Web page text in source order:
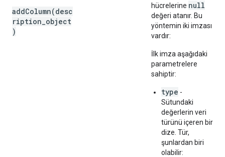
addColumn(desc
ription_object
)
hücrelerine null
değeri atanır. Bu
yöntemin iki imzası
vardır:
İlk imza aşağıdaki
parametrelere
sahiptir:
type -
Sütundaki
değerlerin veri
türünü içeren bir
dize. Tür,
şunlardan biri
olabilir: